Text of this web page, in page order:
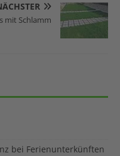
mit Schlamm
bei Ferienunterkünften